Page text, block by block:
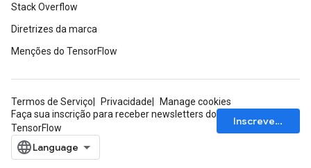
Stack Overflow
Diretrizes da marca
Menções do TensorFlow
Termos de Serviço Privacidade
Manage cookies
Faça sua inscrição para receber newsletters do
TensorFlow
Inscrever-se